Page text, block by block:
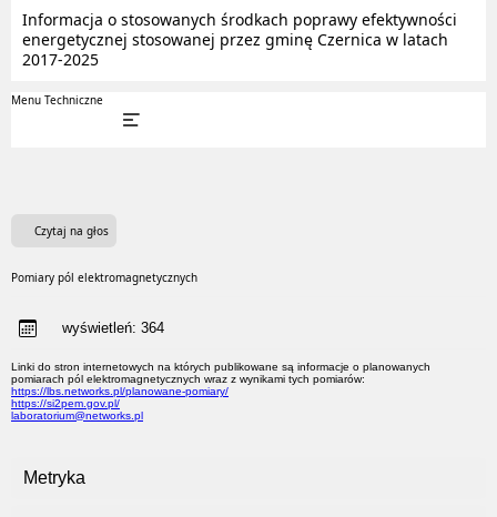
Informacja o stosowanych środkach poprawy efektywności
energetycznej stosowanej przez gminę Czernica w latach
2017-2025
Menu Techniczne
Czytaj na głos
Pomiary pól elektromagnetycznych
wyświetleń: 364
Linki do stron internetowych na których publikowane są informacje o planowanych
pomiarach pól elektromagnetycznych wraz z wynikami tych pomiarów:
https://lbs.networks.pl/planowane-pomiary/
https://si2pem.gov.pl/
laboratorium@networks.pl
Metryka